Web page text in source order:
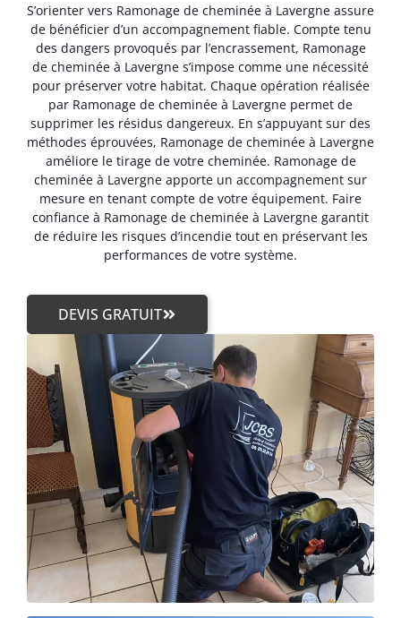
S’orienter vers Ramonage de cheminée à Lavergne assure
de bénéficier d’un accompagnement fiable. Compte tenu
des dangers provoqués par l’encrassement, Ramonage
de cheminée à Lavergne s’impose comme une nécessité
pour préserver votre habitat. Chaque opération réalisée
par Ramonage de cheminée à Lavergne permet de
supprimer les résidus dangereux. En s’appuyant sur des
méthodes éprouvées, Ramonage de cheminée à Lavergne
améliore le tirage de votre cheminée. Ramonage de
cheminée à Lavergne apporte un accompagnement sur
mesure en tenant compte de votre équipement. Faire
confiance à Ramonage de cheminée à Lavergne garantit
de réduire les risques d’incendie tout en préservant les
performances de votre système.
DEVIS GRATUIT